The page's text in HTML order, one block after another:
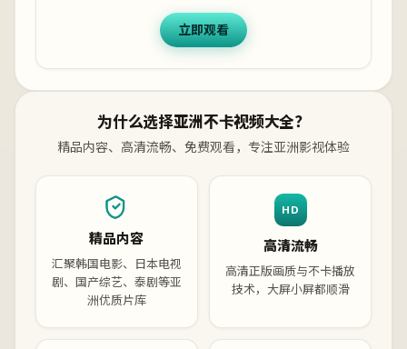
立即观看
为什么选择亚洲不卡视频大全？
精品内容、高清流畅、免费观看，专注亚洲影视体验
精品内容
汇聚韩国电影、日本电视
剧、国产综艺、泰剧等亚
洲优质片库
HD
高清流畅
高清正版画质与不卡播放
技术，大屏小屏都顺滑